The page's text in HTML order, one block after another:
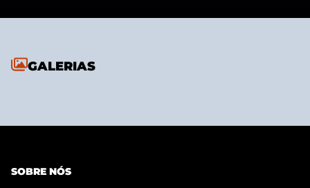
GALERIAS
SOBRE NÓS